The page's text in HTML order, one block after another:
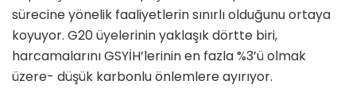
sürecine yönelik faaliyetlerin sınırlı olduğunu ortaya
koyuyor. G20 üyelerinin yaklaşık dörtte biri,
harcamalarını GSYİH’lerinin en fazla %3’ü olmak
üzere- düşük karbonlu önlemlere ayırıyor.